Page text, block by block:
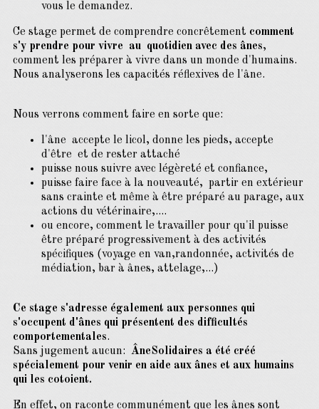
vous le demandez.
Ce stage permet de comprendre concrêtement comment
s'y prendre pour vivre au quotidien avec des ânes,
comment les préparer à vivre dans un monde d'humains.
Nous analyserons les capacités réflexives de l'âne.
Nous verrons comment faire en sorte que:
l'âne accepte le licol, donne les pieds, accepte
d'être et de rester attaché
puisse nous suivre avec légèreté et confiance,
puisse faire face à la nouveauté, partir en extérieur
sans crainte et même à être préparé au parage, aux
actions du vétérinaire,....
ou encore, comment le travailler pour qu'il puisse
être préparé progressivement à des activités
spécifiques (voyage en van,randonnée, activités de
médiation, bar à ânes, attelage,...)
Ce stage s'adresse également aux personnes qui
s'occupent d'ânes qui présentent des difficultés
comportementales.
Sans jugement aucun: ÂneSolidaires a été créé
spécialement pour venir en aide aux ânes et aux humains
qui les cotoient.
En effet, on raconte communément que les ânes sont